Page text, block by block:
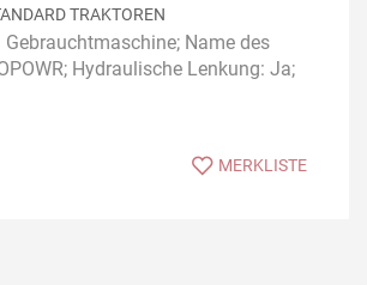
TRAKTOREN
Name des
Hydraulische Lenkung: Ja;
MERKLISTE